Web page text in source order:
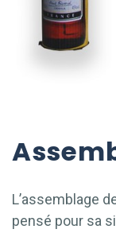
L’assemblage
pensé pour sa